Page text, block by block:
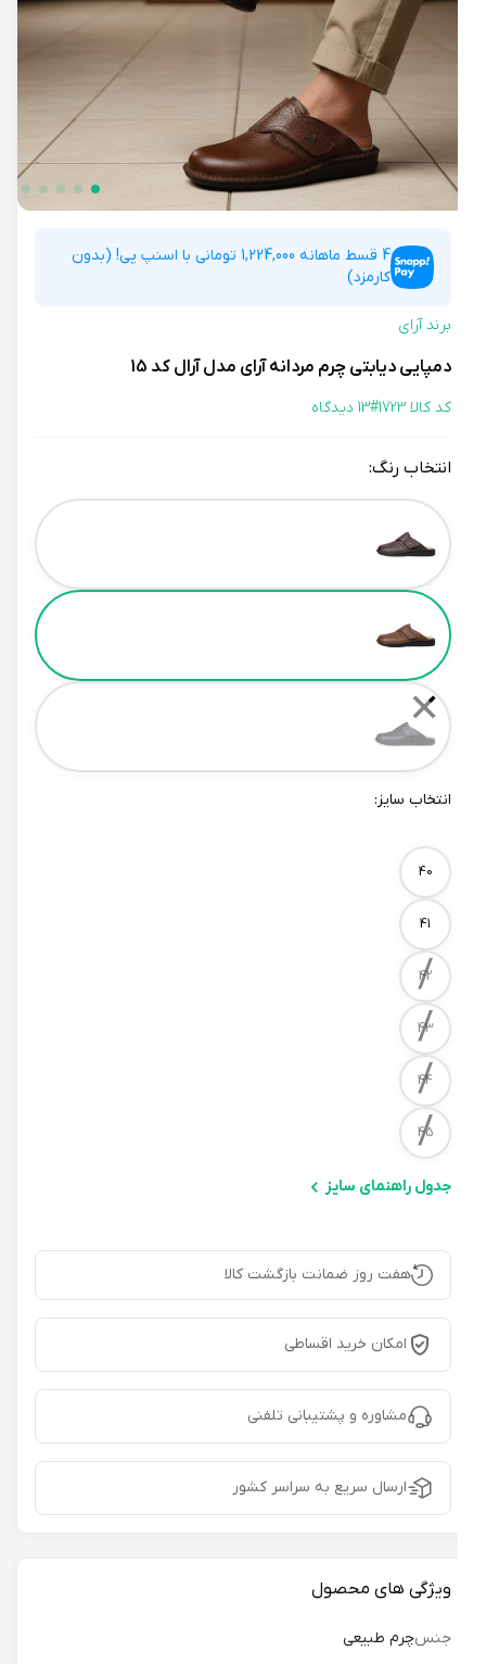
4 قسط ماهانه 1,224,000 تومانی با اسنپ پی! (بدون
کارمزد)
برند آرای
دمپایی دیابتی چرم مردانه آرای مدل آرال کد 15
کد کالا 1723# 13 دیدگاه
انتخاب رنگ:
Color
✕
انتخاب سایز:
Size
/
/
/
/
جدول راهنمای سایز
هفت روز ضمانت بازگشت کالا
امکان خرید اقساطی
مشاوره و پشتیبانی تلفنی
ارسال سریع به سراسر کشور
ویژگی های محصول
جنسچرم طبیعی